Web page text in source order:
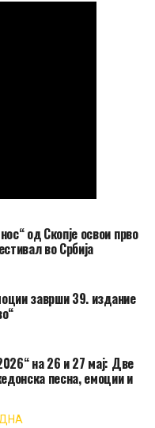
од Скопје освои прво
во Србија
заврши 39. издание
на 26 и 27 мај: Две
песна, емоции и